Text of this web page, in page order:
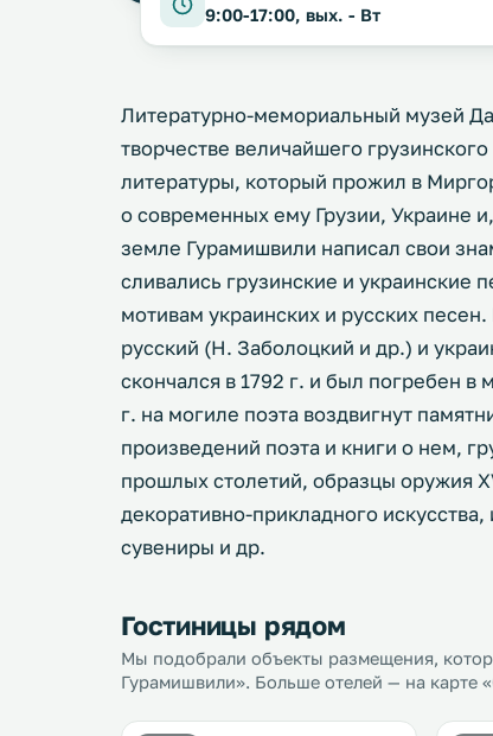
9:00-17:00, вых. - Вт
Литературно-мемориальный музей
творчестве величайшего
литературы, который прожил в
о современных ему Грузии, Украине
земле Гурамишвили написал свои
сливались грузинские и украинские
мотивам украинских и русских
русский (Н. Заболоцкий и др.) и
скончался в 1792 г. и был погребен
г. на могиле поэта воздвигнут
произведений поэта и книги о нем,
прошлых столетий, образцы оружия
декоративно-прикладного
сувениры и др.
Гостиницы рядом
Мы подобрали объекты размещения,
Гурамишвили». Больше отелей — на карте